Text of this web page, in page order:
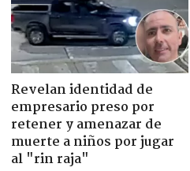
Revelan identidad de
empresario preso por
retener y amenazar de
muerte a niños por jugar
al "rin raja"